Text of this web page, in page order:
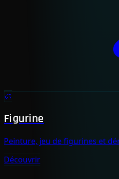
🎨
Figurine
Peinture, jeu de figurines et
Découvrir